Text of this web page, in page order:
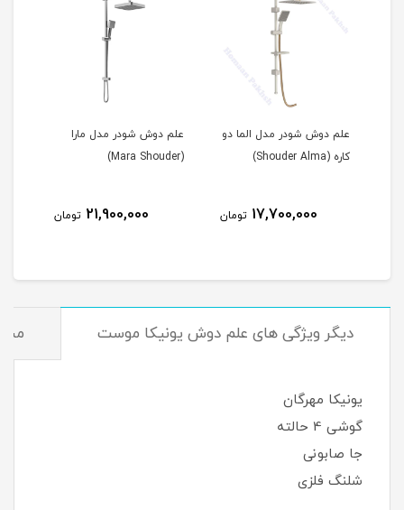
علم دوش شودر مدل مارا
(Mara Shouder)
21,900,000
علم دوش قهرمان مدل
21,637,000
دیگر ویژگی های علم دوش یونیکا موست
یونیکا مهرگان
گوشی 4 حالته
جا صابونی
شلنگ فلزی